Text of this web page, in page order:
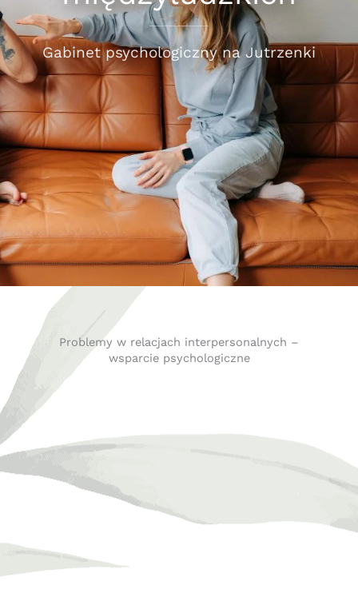
Gabinet psychologiczny na Jutrzenki
Problemy w relacjach interpersonalnych –
wsparcie psychologiczne